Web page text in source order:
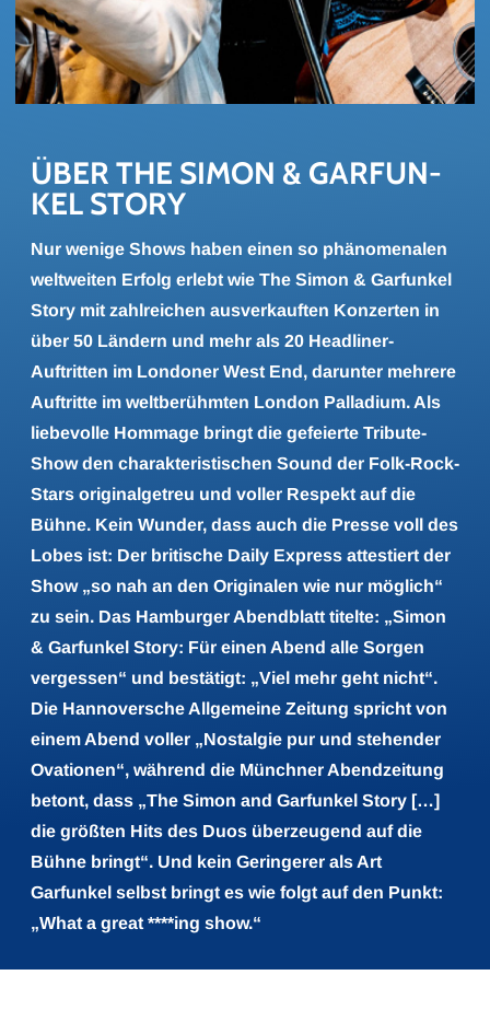
ÜBER THE SIMON & GAR­FUN­
KEL STORY
Nur wenige Shows haben einen so phänomenalen
weltweiten Erfolg erlebt wie The Simon & Garfunkel
Story mit zahlreichen ausverkauften Konzerten in
über 50 Ländern und mehr als 20 Headliner-
Auftritten im Londoner West End, darunter mehrere
Auftritte im weltberühmten London Palladium. Als
liebevolle Hommage bringt die gefeierte Tribute-
Show den charakteristischen Sound der Folk-Rock-
Stars originalgetreu und voller Respekt auf die
Bühne. Kein Wunder, dass auch die Presse voll des
Lobes ist: Der britische Daily Express attestiert der
Show „so nah an den Originalen wie nur möglich“
zu sein. Das Hamburger Abendblatt titelte: „Simon
& Garfunkel Story: Für einen Abend alle Sorgen
vergessen“ und bestätigt: „Viel mehr geht nicht“.
Die Hannoversche Allgemeine Zeitung spricht von
einem Abend voller „Nostalgie pur und stehender
Ovationen“, während die Münchner Abendzeitung
betont, dass „The Simon and Garfunkel Story […]
die größten Hits des Duos überzeugend auf die
Bühne bringt“. Und kein Geringerer als Art
Garfunkel selbst bringt es wie folgt auf den Punkt:
„What a great ****ing show.“